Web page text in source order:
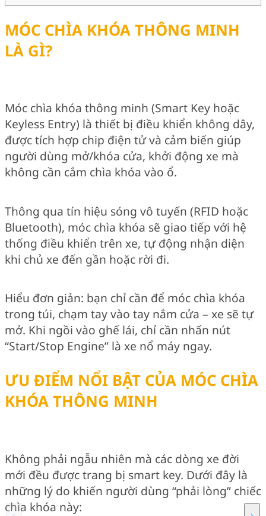
MÓC CHÌA KHÓA THÔNG MINH
LÀ GÌ?
Móc chìa khóa thông minh (Smart Key hoặc
Keyless Entry) là thiết bị điều khiển không dây,
được tích hợp chip điện tử và cảm biến giúp
người dùng mở/khóa cửa, khởi động xe mà
không cần cắm chìa khóa vào ổ.
Thông qua tín hiệu sóng vô tuyến (RFID hoặc
Bluetooth), móc chìa khóa sẽ giao tiếp với hệ
thống điều khiển trên xe, tự động nhận diện
khi chủ xe đến gần hoặc rời đi.
Hiểu đơn giản: bạn chỉ cần để móc chìa khóa
trong túi, chạm tay vào tay nắm cửa – xe sẽ tự
mở. Khi ngồi vào ghế lái, chỉ cần nhấn nút
“Start/Stop Engine” là xe nổ máy ngay.
ƯU ĐIỂM NỔI BẬT CỦA MÓC CHÌA
KHÓA THÔNG MINH
Không phải ngẫu nhiên mà các dòng xe đời
mới đều được trang bị smart key. Dưới đây là
những lý do khiến người dùng “phải lòng” chiếc
chìa khóa này: